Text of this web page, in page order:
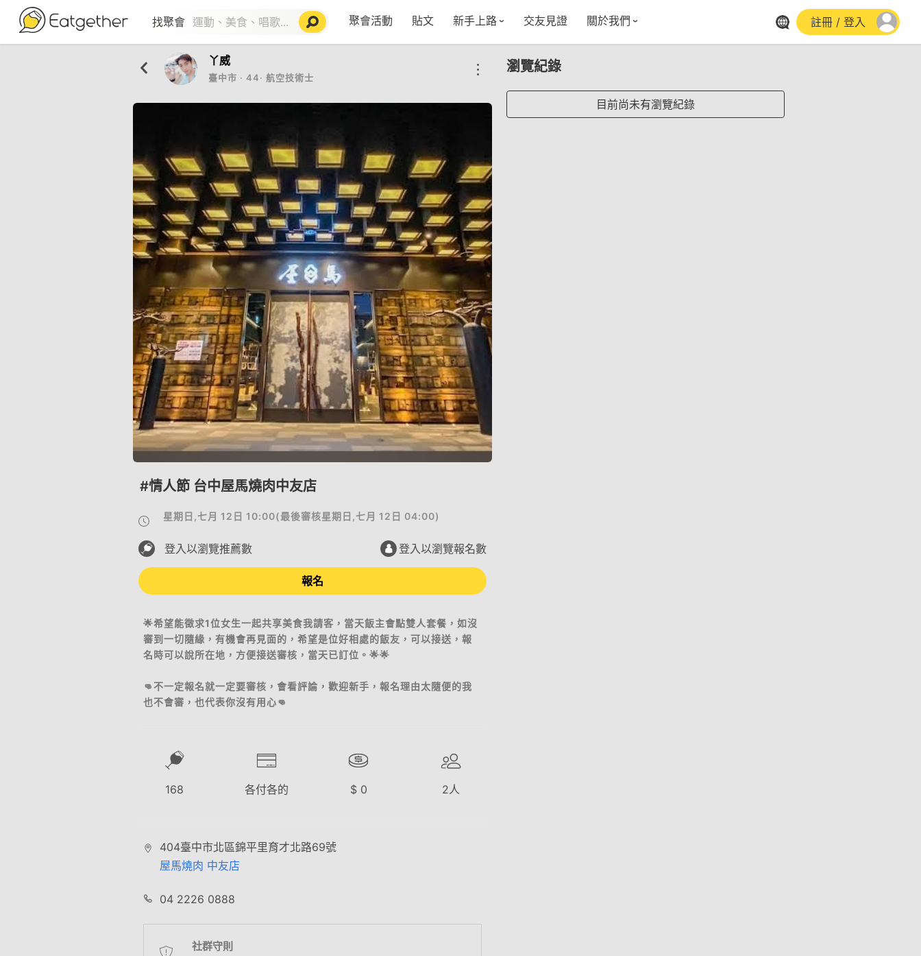
找聚會 聚會活動 貼文 新手上路
五大功能
VIP獨享
使用者指南
如何報名/舉辦聚會
聚會主題推薦
交友見證 關於我們
instagram
註冊 / 登入
丫威
臺中市 ‧ 44‧ 航空技術士
#情人節 台中屋馬燒肉中友店
星期日,七月 12日 10:00(最後審核星期日,七月 12日 04:00)
登入以瀏覽推薦數 登入以瀏覽報名數
報名
🌟希望能徵求1位女生一起共享美食我請客，當天飯主會點雙人套餐，如沒
審到一切隨緣，有機會再見面的，希望是位好相處的飯友，可以接送，報
名時可以說所在地，方便接送審核，當天已訂位。🌟🌟
👊不一定報名就一定要審核，會看評論，歡迎新手，報名理由太隨便的我
也不會審，也代表你沒有用心👊
168 各付各的 $ 0 2人
404臺中市北區錦平里育才北路69號
屋馬燒肉 中友店
04 2226 0888
社群守則
瀏覽紀錄
目前尚未有瀏覽紀錄